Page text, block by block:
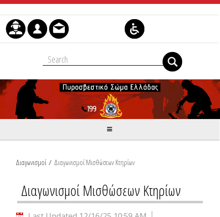
Skip to Content
Διαγωνισμοί / Διαγωνισμοί Μισθώσεων Κτηρίων
Διαγωνισμοί Μισθώσεων Κτηρίων